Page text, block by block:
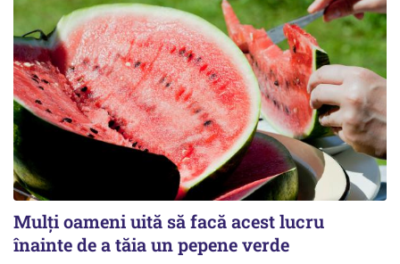
Mulți oameni uită să facă acest lucru
înainte de a tăia un pepene verde